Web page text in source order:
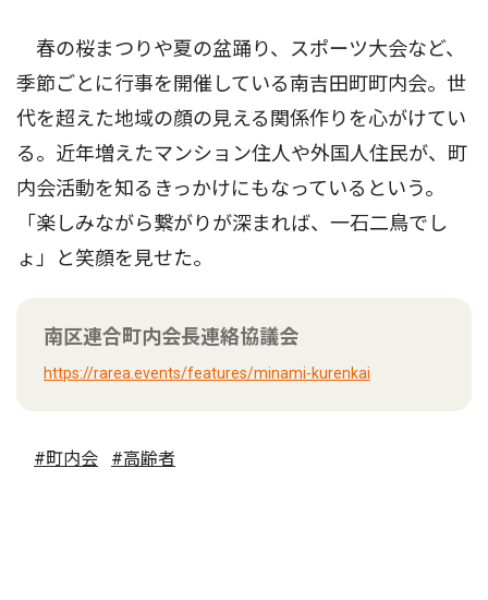
春の桜まつりや夏の盆踊り、スポーツ大会など、
季節ごとに行事を開催している南吉田町町内会。世
代を超えた地域の顔の見える関係作りを心がけてい
る。近年増えたマンション住人や外国人住民が、町
内会活動を知るきっかけにもなっているという。
「楽しみながら繋がりが深まれば、一石二鳥でし
ょ」と笑顔を見せた。
南区連合町内会長連絡協議会
https://rarea.events/features/minami-kurenkai
#町内会 #高齢者